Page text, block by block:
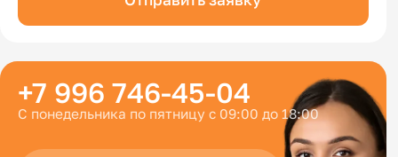
+7 996 746-45-04
С понедельника по пятницу с 09:00 до 18:00